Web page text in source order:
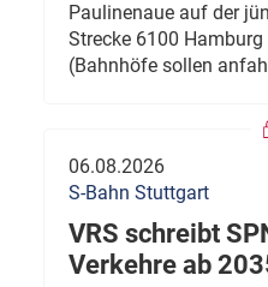
Paulinenaue auf der
Strecke 6100
(Bahnhöfe sollen
06.08.2026
S-Bahn Stuttgart
VRS schreibt
Verkehre ab